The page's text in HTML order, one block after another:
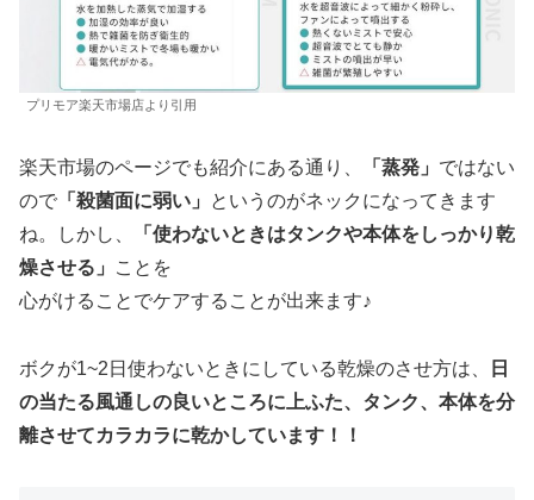
プリモア楽天市場店より引用
楽天市場のページでも紹介にある通り、 「蒸発」 ではない
ので 「殺菌面に弱い」
というのがネックになってきます
ね。しかし、
「使わないときはタンクや本体をしっかり乾
燥させる」
ことを
心がけることでケアすることが出来ます♪
ボクが1~2日使わないときにしている乾燥のさせ方は、
日
の当たる風通しの良いところに上ふた、タンク、本体を分
離させてカラカラに乾かしています！！